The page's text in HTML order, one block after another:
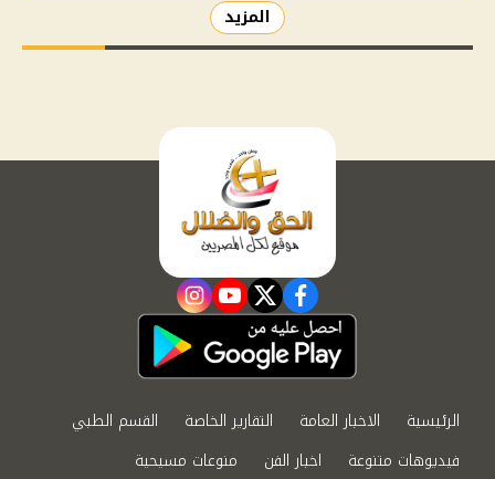
المزيد
facebook
twitter
youtube
instagram
الرئيسية الاخبار العامة التقارير الخاصة
القسم الطبي
فيديوهات متنوعة
اخبار الفن منوعات مسيحية